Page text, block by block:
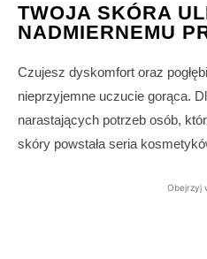
TWOJA SKÓRA
NADMIERNEMU
Czujesz dyskomfort oraz
nieprzyjemne uczucie gorąca.
narastających potrzeb osób,
skóry powstała seria
Obejrzyj